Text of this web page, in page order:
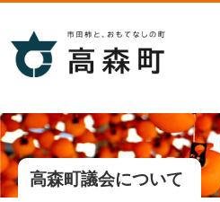
高森町議会について